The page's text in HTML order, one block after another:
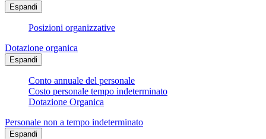
Espandi
Posizioni organizzative
Dotazione organica
Espandi
Conto annuale del personale
Costo personale tempo indeterminato
Dotazione Organica
Personale non a tempo indeterminato
Espandi